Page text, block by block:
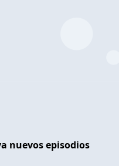
nuevos episodios